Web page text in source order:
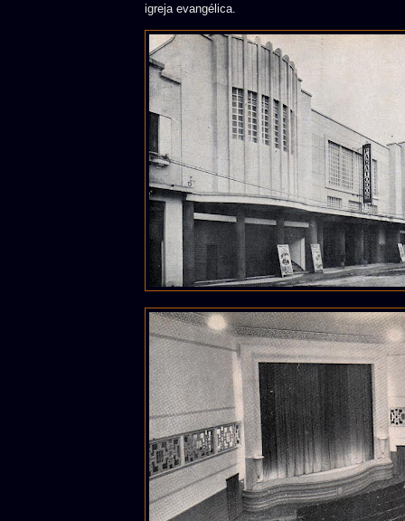
igreja evangélica.